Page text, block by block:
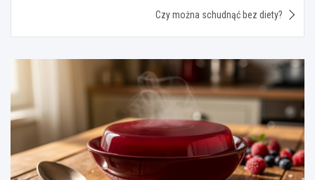
Czy można schudnąć bez diety?